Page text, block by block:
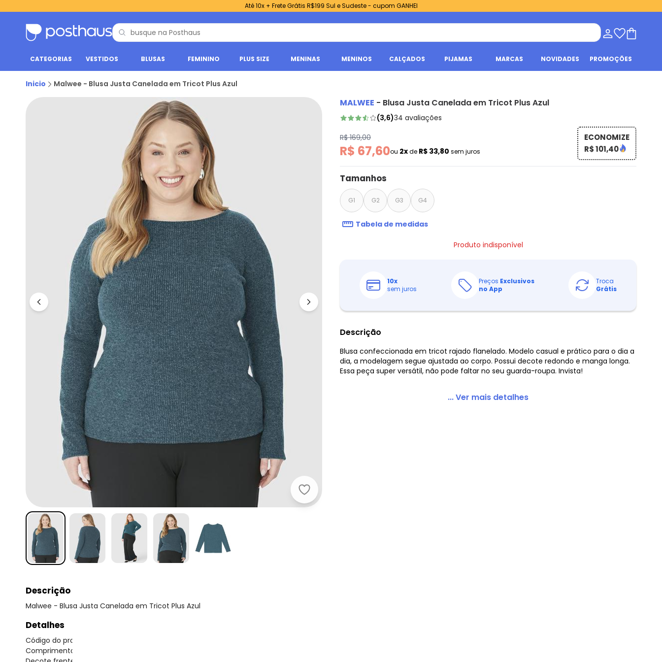
Até 10x + Frete Grátis R$199 Sul e Sudeste - cupom GANHEI
CATEGORIAS VESTIDOS BLUSAS FEMININO PLUS SIZE MENINAS MENINOS CALÇADOS PIJAMAS MARCAS NOVIDADES PROMOÇÕES
Inicio Malwee - Blusa Justa Canelada em Tricot Plus Azul
Malwee - Blusa Justa Canelada em Tricot Plus Azul
MALWEE - Blusa Justa Canelada em Tricot Plus Azul
(3,6)34 avaliações
R$ 169,00
R$ 67,60ou 2xde R$ 33,80 sem juros
ECONOMIZE
R$ 101,40
Tamanhos
G1 G2 G3 G4
Tabela de medidas
Produto indisponível
10x
sem juros
Preços Exclusivos
no App
Troca
Grátis
Descrição
Blusa confeccionada em tricot rajado flanelado. Modelo casual e prático para o dia a
dia, a modelagem segue ajustada ao corpo. Possui decote redondo e manga longa.
Essa peça super versátil, não pode faltar no seu guarda-roupa. Invista!
... Ver mais detalhes
Descrição
Malwee - Blusa Justa Canelada em Tricot Plus Azul
Detalhes
Código do produto: 7735408
Comprimento da manga: Longa